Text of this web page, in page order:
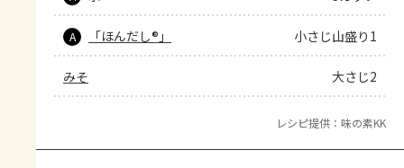
A 「ほんだし®」 小さじ山盛り1
みそ 大さじ2
レシピ提供：味の素KK